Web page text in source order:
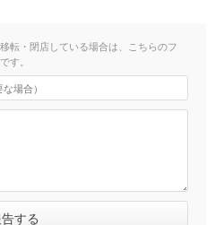
転・閉店している場合は、こちらのフ
す。